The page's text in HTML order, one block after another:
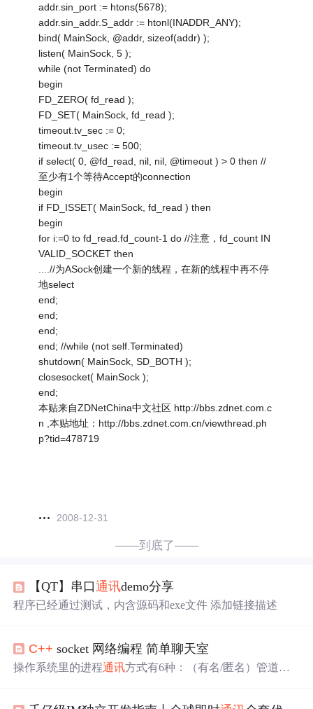
addr.sin_port := htons(5678);
addr.sin_addr.S_addr := htonl(INADDR_ANY);
bind( MainSock, @addr, sizeof(addr) );
listen( MainSock, 5 );
while (not Terminated) do
begin
FD_ZERO( fd_read );
FD_SET( MainSock, fd_read );
timeout.tv_sec := 0;
timeout.tv_usec := 500;
if select( 0, @fd_read, nil, nil, @timeout ) > 0 then //
至少有1个等待Accept的connection
begin
if FD_ISSET( MainSock, fd_read ) then
begin
for i:=0 to fd_read.fd_count-1 do //注意，fd_count IN
VALID_SOCKET then
....//为ASock创建一个新的线程，在新的线程中再不停
地select
end;
end;
end;
end; //while (not self.Terminated)
shutdown( MainSock, SD_BOTH );
closesocket( MainSock );
end;
本贴来自ZDNetChina中文社区 http://bbs.zdnet.com.c
n ,本贴地址：http://bbs.zdnet.com.cn/viewthread.ph
p?tid=478719
2008-12-31
——到底了——
【QT】串口通讯demo分享
程序已经通过测试，内含源码和exe文件 添加链接描述
C++ socket 网络编程 简单聊天室
操作系统里的进程通讯方式有6种：（有名/匿名）管道、